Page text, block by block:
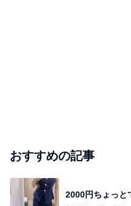
おすすめの記事
2000円ちょっと